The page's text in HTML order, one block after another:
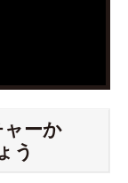
ーか
う